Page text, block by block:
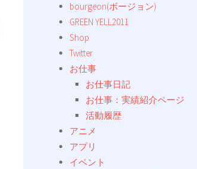
bourgeon(ボージョン)
GREEN YELL2011
Shop
Twitter
お仕事
お仕事日記
お仕事：実績紹介ページ
活動履歴
アニメ
アプリ
イベント